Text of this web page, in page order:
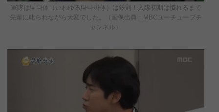
軍隊は니다体（いわゆる다나까体）は鉄則！入隊初期は慣れるまで
先輩に叱られながら大変でした。（画像出典：MBCユーチューブチ
ャンネル）